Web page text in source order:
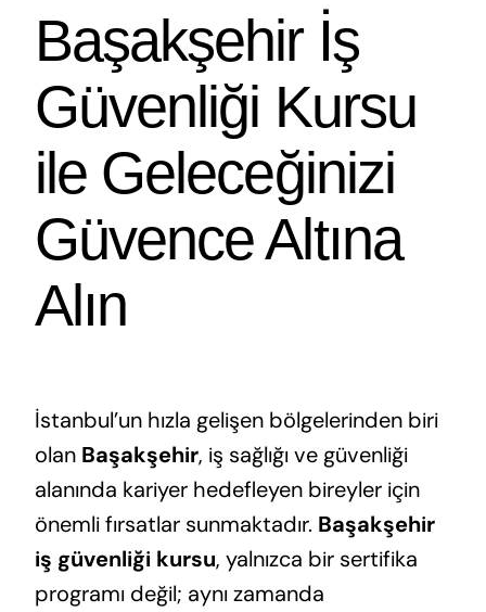
Başakşehir İş
Güvenliği Kursu
ile Geleceğinizi
Güvence Altına
Alın
İstanbul’un hızla gelişen bölgelerinden biri
olan Başakşehir, iş sağlığı ve güvenliği
alanında kariyer hedefleyen bireyler için
önemli fırsatlar sunmaktadır. Başakşehir
iş güvenliği kursu, yalnızca bir sertifika
programı değil; aynı zamanda